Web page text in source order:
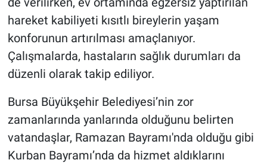
hareket kabiliyeti kısıtlı bireylerin yaşam
konforunun artırılması amaçlanıyor.
Çalışmalarda, hastaların sağlık durumları da
düzenli olarak takip ediliyor.
Bursa Büyükşehir Belediyesi’nin zor
zamanlarında yanlarında olduğunu belirten
vatandaşlar, Ramazan Bayramı'nda olduğu gibi
Kurban Bayramı’nda da hizmet aldıklarını